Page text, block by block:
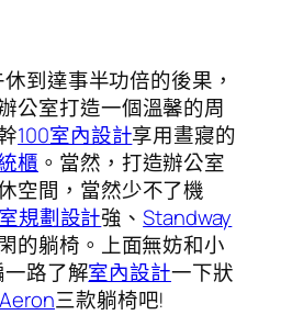
到達事半功倍的後果，
公室打造一個溫馨的周
100室內設計享用晝寢的
櫃 。當然，打造辦公室
空間，當然少不了機
規劃設計強、Standway
的躺椅。上面無妨和小
一路了解室內設計一下狀
三款躺椅吧!